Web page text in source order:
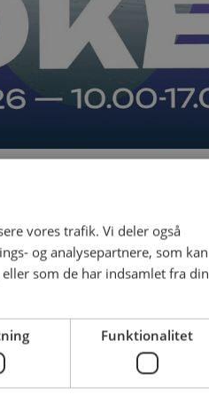
vores trafik. Vi deler også
og analysepartnere, som kan
som de har indsamlet fra din
Funktionalitet